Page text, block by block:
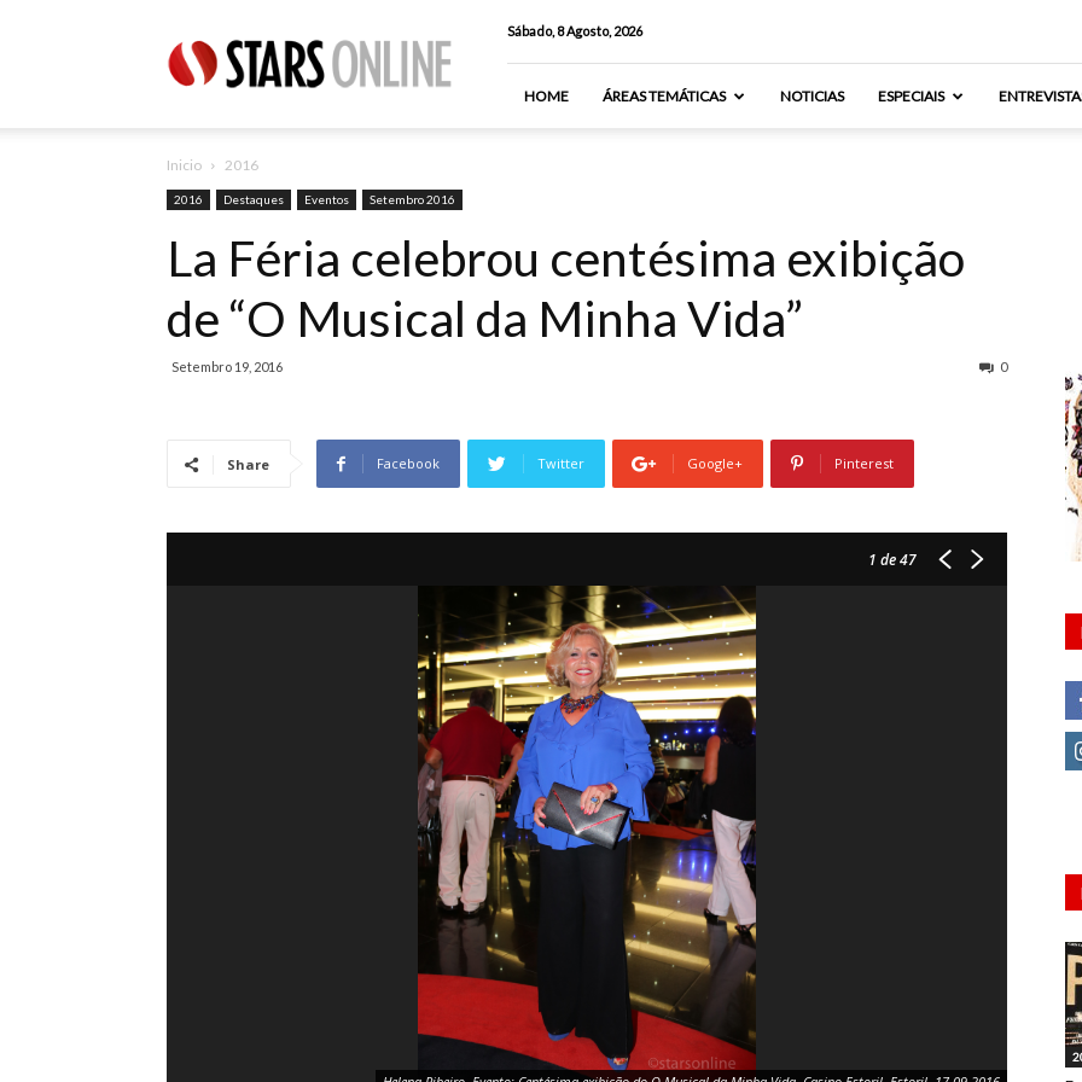
Online
Sábado, 8 Agosto, 2026
HOME ÁREAS TEMÁTICAS NOTICIAS ESPECIAIS
Inicio 2016
2016 Destaques Eventos Setembro 2016
La Féria celebrou centésima exibição
de “O Musical da Minha Vida”
Setembro 19, 2016 0
Share Facebook Twitter Google+ Pinterest
1 de 47